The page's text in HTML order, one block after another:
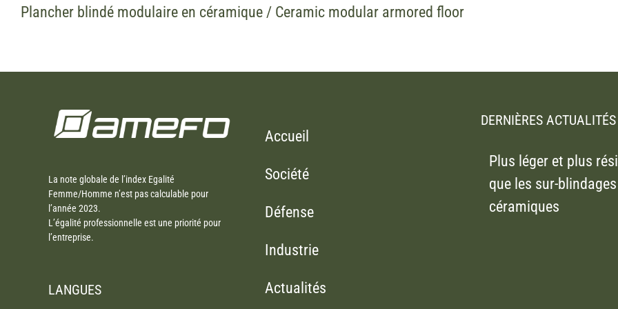
Plancher blindé modulaire en céramique / Ceramic modular armored floor
La note globale de l’index Egalité
Femme/Homme n’est pas calculable pour
l’année 2023.
L’égalité professionnelle est une priorité pour
l’entreprise.
LANGUES
Accueil
Société
Défense
Industrie
Actualités
DERNIÈRES ACTUALITÉS
Plus léger et plus
que les sur-blindages
céramiques